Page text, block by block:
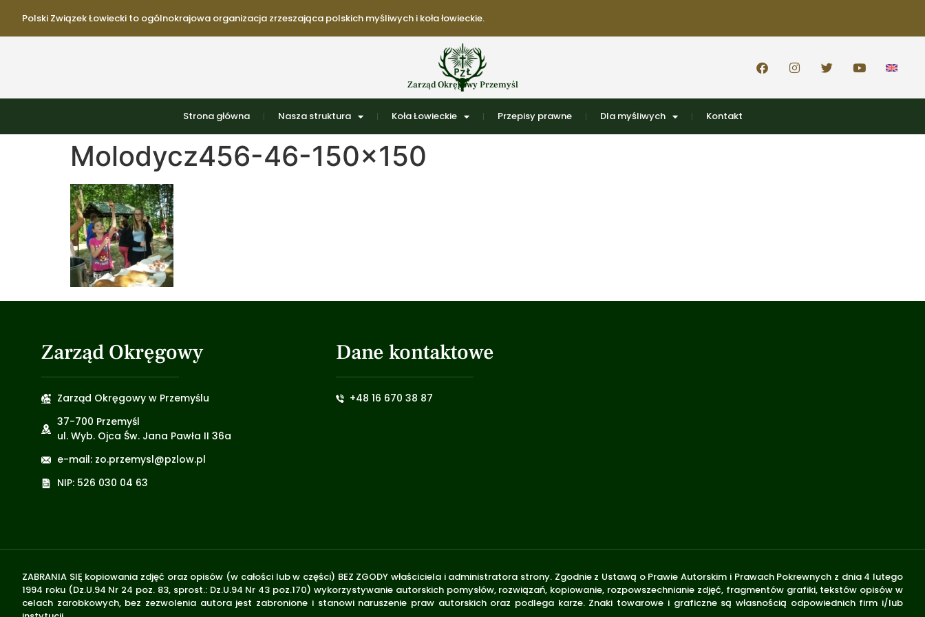
Polski Związek Łowiecki to ogólnokrajowa organizacja zrzeszająca polskich myśliwych i koła łowieckie.
Zarząd Okręgowy Przemyśl
Strona główna Nasza struktura Koła Łowieckie Przepisy prawne Dla myśliwych Kontakt
Molodycz456-46-150×150
Zarząd Okręgowy
Zarząd Okręgowy w Przemyślu
37-700 Przemyśl
ul. Wyb. Ojca Św. Jana Pawła II 36a
e-mail: zo.przemysl@pzlow.pl
NIP: 526 030 04 63
Dane kontaktowe
+48 16 670 38 87
ZABRANIA SIĘ kopiowania zdjęć oraz opisów (w całości lub w części) BEZ ZGODY właściciela i administratora strony. Zgodnie z Ustawą o Prawie Autorskim i Prawach Pokrewnych z dnia 4 lutego
1994 roku (Dz.U.94 Nr 24 poz. 83, sprost.: Dz.U.94 Nr 43 poz.170) wykorzystywanie autorskich pomysłów, rozwiązań, kopiowanie, rozpowszechnianie zdjęć, fragmentów grafiki, tekstów opisów w
celach zarobkowych, bez zezwolenia autora jest zabronione i stanowi naruszenie praw autorskich oraz podlega karze. Znaki towarowe i graficzne są własnością odpowiednich firm i/lub